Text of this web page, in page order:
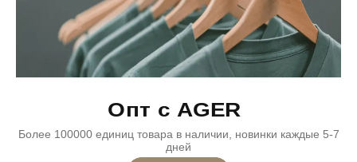
Опт с AGER
Более 100000 единиц товара в наличии, новинки каждые 5-7
дней